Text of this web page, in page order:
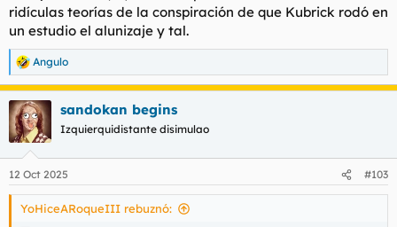
ridículas teorías de la conspiración de que Kubrick rodó en
un estudio el alunizaje y tal.
R
e
a
c
c
i
e
s
Angulo
sandokan begins
Izquierquidistante disimulao
12 Oct 2025 #103
YoHiceARoqueIII rebuznó: